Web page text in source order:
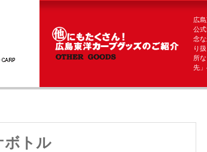
広
公
念
り
所
先
ボトル